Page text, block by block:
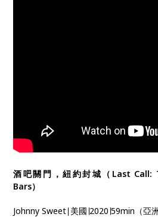
酒吧關門，紐約封城（Last Call:
Bars）
Johnny Sweet∣美國∣2020∣59min（亞洲